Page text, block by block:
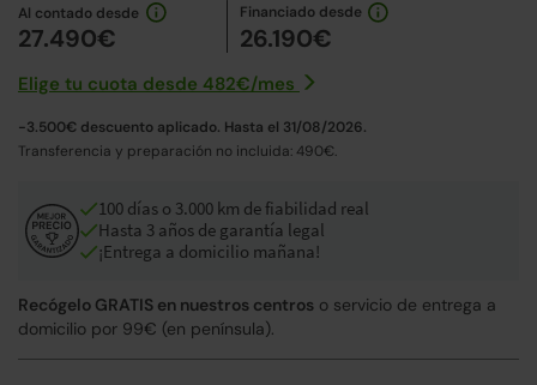
Al contado desde
27.490€
Financiado desde
26.190€
Elige tu cuota desde 482€/mes
-3.500€ descuento aplicado. Hasta el 31/08/2026.
Transferencia y preparación no incluida: 490€.
100 días o 3.000 km de fiabilidad real
Hasta 3 años de garantía legal
¡Entrega a domicilio mañana!
Recógelo GRATIS en nuestros centros o servicio de entrega a
domicilio por 99€ (en península).